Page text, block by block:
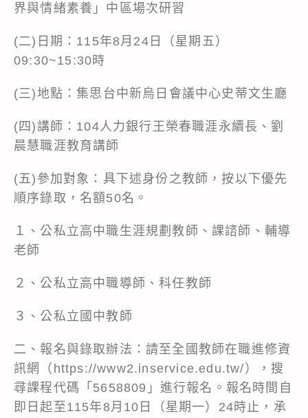
界與情緒素養」中區場次研習
(二)日期：115年8月24日（星期五）
09:30~15:30時
(三)地點：集思台中新烏日會議中心史蒂文生廳
(四)講師：104人力銀行王榮春職涯永續長、劉
晨慧職涯教育講師
(五)參加對象：具下述身份之教師，按以下優先
順序錄取，名額50名。
１、公私立高中職生涯規劃教師、課諮師、輔導
老師
２、公私立高中職導師、科任教師
３、公私立國中教師
二、報名與錄取辦法：請至全國教師在職進修資
訊網（https://www2.inservice.edu.tw/），搜
尋課程代碼「5658809」進行報名。報名時間自
即日起至115年8月10日（星期一）24時止，承